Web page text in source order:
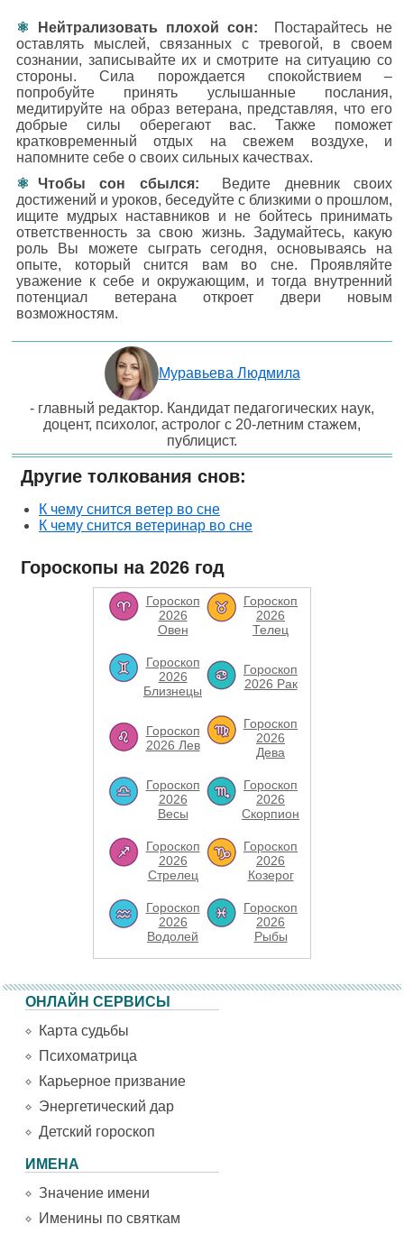
Нейтрализовать плохой сон:
Постарайтесь не
оставлять мыслей, связанных с тревогой, в своем
сознании, записывайте их и смотрите на ситуацию со
стороны. Сила порождается спокойствием –
попробуйте принять услышанные послания,
медитируйте на образ ветерана, представляя, что его
добрые силы оберегают вас. Также поможет
кратковременный отдых на свежем воздухе, и
напомните себе о своих сильных качествах.
Чтобы сон сбылся:
Ведите дневник своих
достижений и уроков, беседуйте с близкими о прошлом,
ищите мудрых наставников и не бойтесь принимать
ответственность за свою жизнь. Задумайтесь, какую
роль Вы можете сыграть сегодня, основываясь на
опыте, который снится вам во сне. Проявляйте
уважение к себе и окружающим, и тогда внутренний
потенциал ветерана откроет двери новым
возможностям.
Муравьева Людмила
- главный редактор. Кандидат педагогических наук,
доцент, психолог, астролог с 20-летним стажем,
публицист.
Другие толкования снов:
К чему снится ветер во сне
К чему снится ветеринар во сне
Гороскопы на 2026 год
Гороскоп
2026
Овен
Гороскоп
2026
Телец
Гороскоп
2026
Близнецы
Гороскоп
2026 Рак
Гороскоп
2026 Лев
Гороскоп
2026
Дева
Гороскоп
2026
Весы
Гороскоп
2026
Скорпион
Гороскоп
2026
Стрелец
Гороскоп
2026
Козерог
Гороскоп
2026
Водолей
Гороскоп
2026
Рыбы
ОНЛАЙН СЕРВИСЫ
Карта судьбы
Психоматрица
Карьерное призвание
Энергетический дар
Детский гороскоп
ИМЕНА
Значение имени
Именины по святкам